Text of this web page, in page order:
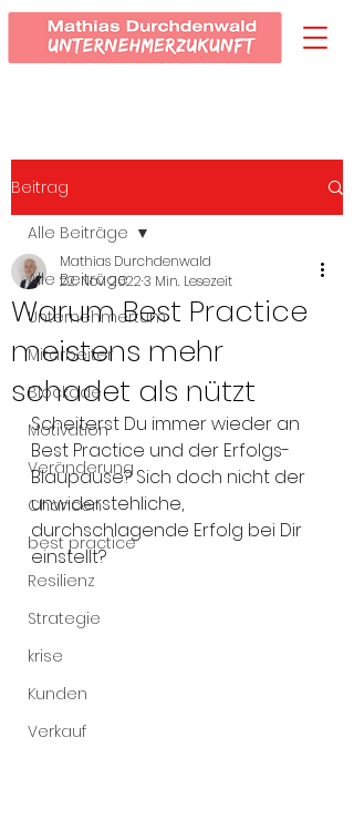
Beitrag
Alle Beiträge
Unternehmertum
Mitarbeiter
Blockade
Motivation
Veränderung
Chancen
best practice
Resilienz
Strategie
krise
Kunden
Verkauf
Alle Beiträge
Warum Best Practice
meistens mehr
schadet als nützt
Mathias Durchdenwald
22. Nov. 20223 Min. Lesezeit
Scheiterst Du immer wieder an
Best Practice und der Erfolgs-
Blaupause? Sich doch nicht der
unwiderstehliche,
durchschlagende Erfolg bei Dir
einstellt?